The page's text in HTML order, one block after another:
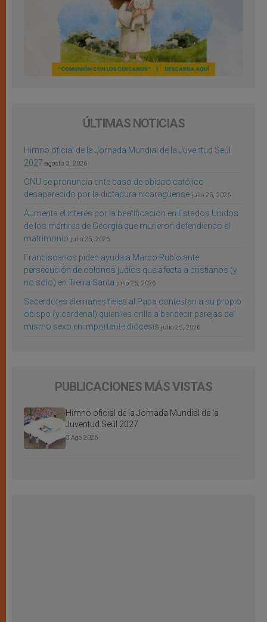
ÚLTIMAS NOTICIAS
Himno oficial de la Jornada Mundial de la Juventud Seúl
2027 agosto 3, 2026
ONU se pronuncia ante caso de obispo católico
desaparecido por la dictadura nicaragüense julio 25, 2026
Aumenta el interés por la beatificación en Estados Unidos
de los mártires de Georgia que murieron defendiendo el
matrimonio julio 25, 2026
Franciscanos piden ayuda a Marco Rubio ante
persecución de colonos judíos que afecta a cristianos (y
no sólo) en Tierra Santa julio 25, 2026
Sacerdotes alemanes fieles al Papa contestan a su propio
obispo (y cardenal) quien les orilla a bendecir parejas del
mismo sexo en importante diócesis julio 25, 2026
PUBLICACIONES MÁS VISTAS
Himno oficial de la Jornada Mundial de la
Juventud Seúl 2027
3 Ago 2026